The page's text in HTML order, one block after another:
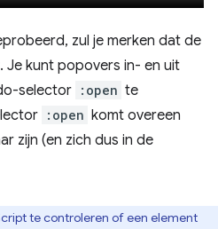
zul je merken dat de
kunt popovers in- en uit
selector :open te
:open komt overeen
zijn (en zich dus in de
te controleren of een element